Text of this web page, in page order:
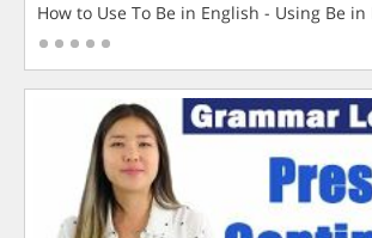
How to Use To Be in English - Using Be